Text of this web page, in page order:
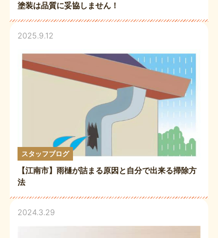
塗装は品質に妥協しません！
2025.9.12
スタッフブログ
【江南市】雨樋が詰まる原因と自分で出来る掃除方
法
2024.3.29